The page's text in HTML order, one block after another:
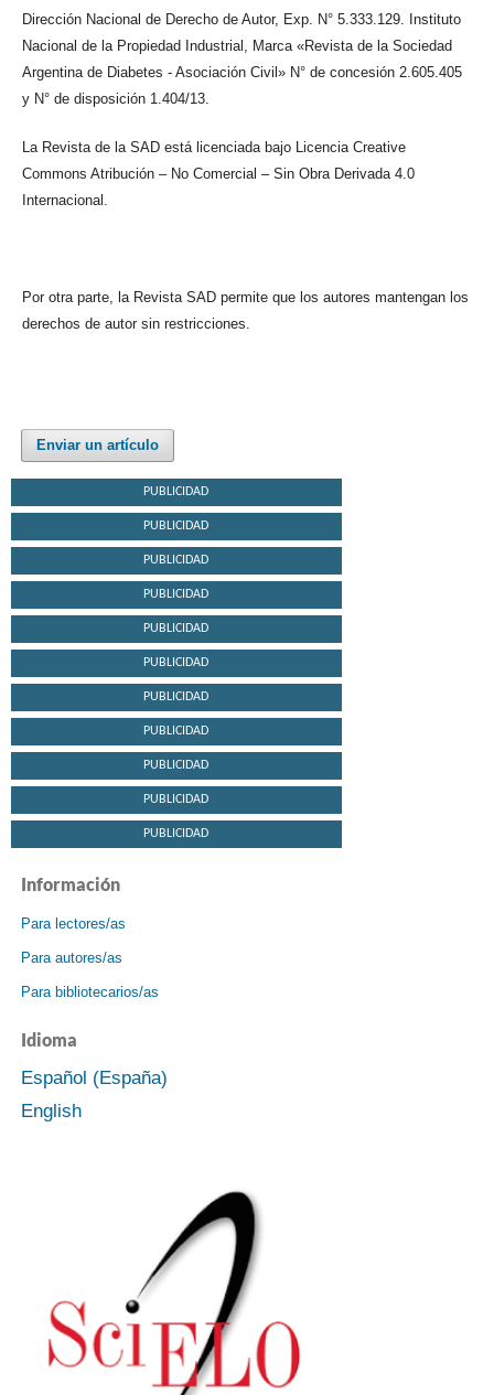
Dirección Nacional de Derecho de Autor, Exp. N° 5.333.129. Instituto
Nacional de la Propiedad Industrial, Marca «Revista de la Sociedad
Argentina de Diabetes - Asociación Civil» N° de concesión 2.605.405
y N° de disposición 1.404/13.
La Revista de la SAD está licenciada bajo Licencia Creative
Commons Atribución – No Comercial – Sin Obra Derivada 4.0
Internacional.
Por otra parte, la Revista SAD permite que los autores mantengan los
derechos de autor sin restricciones.
Enviar un artículo
PUBLICIDAD
PUBLICIDAD
PUBLICIDAD
PUBLICIDAD
PUBLICIDAD
PUBLICIDAD
PUBLICIDAD
PUBLICIDAD
PUBLICIDAD
PUBLICIDAD
PUBLICIDAD
Información
Para lectores/as
Para autores/as
Para bibliotecarios/as
Idioma
Español (España)
English